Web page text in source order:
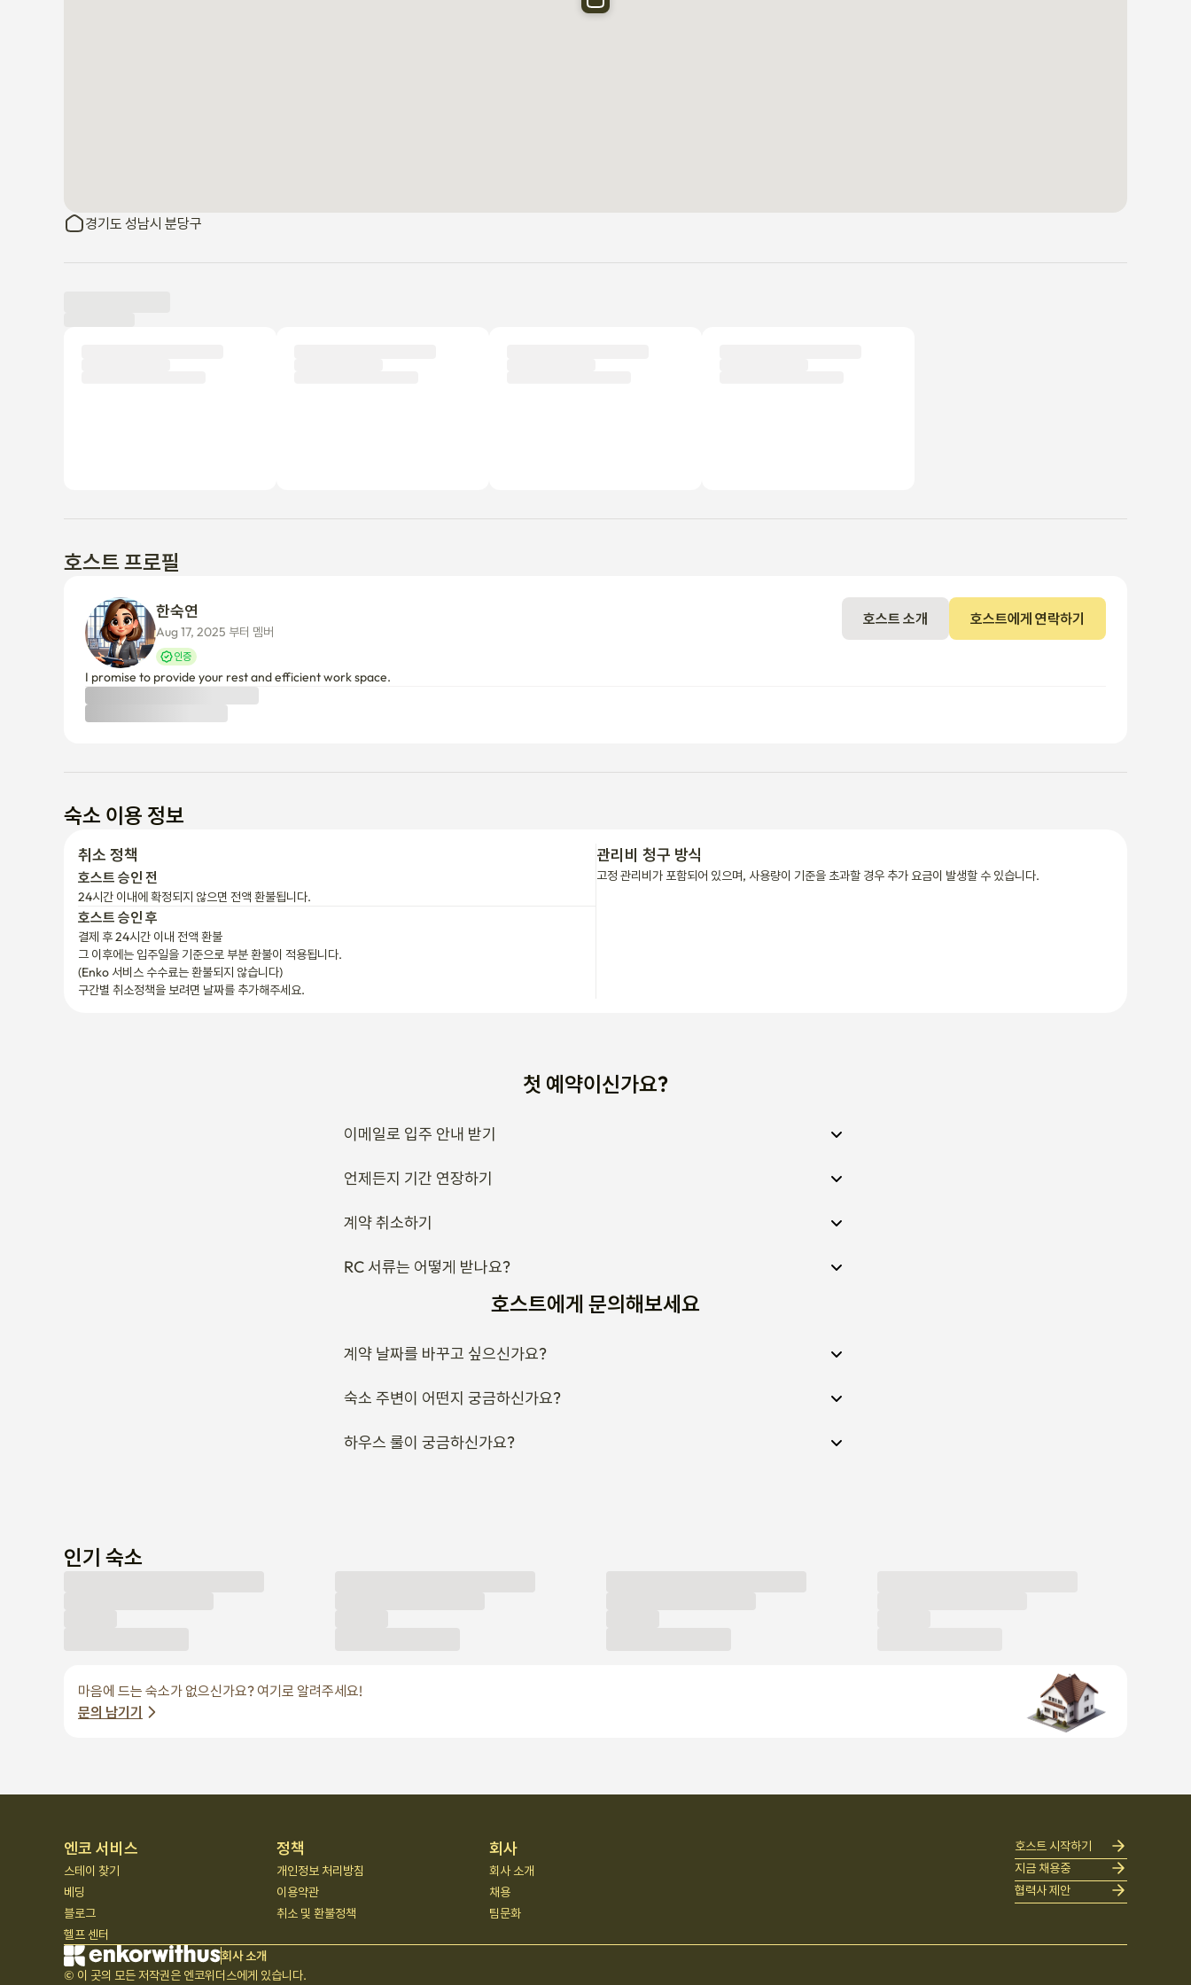
경기도 성남시 분당구
호스트 프로필
Aug 17, 2025 부터 멤버
인증
호스트 소개 호스트에게 연락하기
I promise to provide your rest and efficient work space.
숙소 이용 정보
취소 정책
호스트 승인 전
24시간 이내에 확정되지 않으면 전액 환불됩니다.
호스트 승인 후
결제 후 24시간 이내 전액 환불
그 이후에는 입주일을 기준으로 부분 환불이 적용됩니다.
(Enko 서비스 수수료는 환불되지 않습니다)
구간별 취소정책을 보려면 날짜를 추가해주세요.
관리비 청구 방식
고정 관리비가 포함되어 있으며, 사용량이 기준을 초과할 경우 추가 요금이 발생할 수 있습니다.
첫 예약이신가요?
이메일로 입주 안내 받기
언제든지 기간 연장하기
계약 취소하기
RC 서류는 어떻게 받나요?
호스트에게 문의해보세요
계약 날짜를 바꾸고 싶으신가요?
숙소 주변이 어떤지 궁금하신가요?
하우스 룰이 궁금하신가요?
인기 숙소
마음에 드는 숙소가 없으신가요? 여기로 알려주세요!
문의 남기기
엔코 서비스
스테이 찾기
베딩
블로그
헬프 센터
정책
개인정보 처리방침
이용약관
취소 및 환불정책
회사
회사 소개
채용
팀문화
호스트 시작하기
지금 채용중
협력사 제안
회사 소개
© 이 곳의 모든 저작권은 엔코위더스에게 있습니다.